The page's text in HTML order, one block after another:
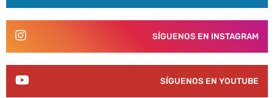
SÍGUENOS EN INSTAGRAM
SÍGUENOS EN YOUTUBE